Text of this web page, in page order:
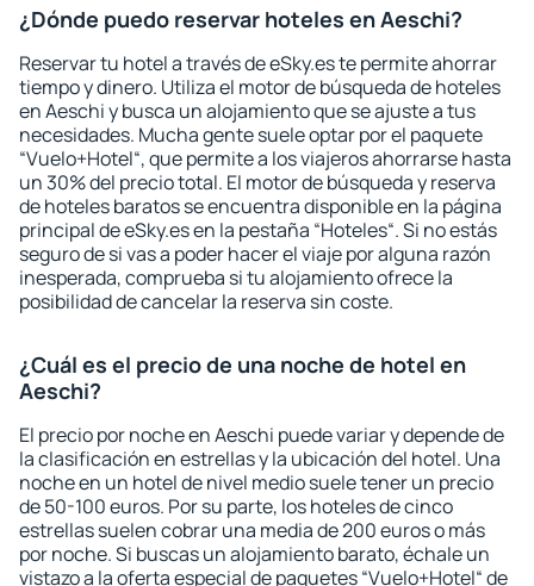
¿Dónde puedo reservar hoteles en Aeschi?
Reservar tu hotel a través de eSky.es te permite ahorrar
tiempo y dinero. Utiliza el motor de búsqueda de hoteles
en Aeschi y busca un alojamiento que se ajuste a tus
necesidades. Mucha gente suele optar por el paquete
“Vuelo+Hotel“, que permite a los viajeros ahorrarse hasta
un 30% del precio total. El motor de búsqueda y reserva
de hoteles baratos se encuentra disponible en la página
principal de eSky.es en la pestaña “Hoteles“. Si no estás
seguro de si vas a poder hacer el viaje por alguna razón
inesperada, comprueba si tu alojamiento ofrece la
posibilidad de cancelar la reserva sin coste.
¿Cuál es el precio de una noche de hotel en
Aeschi?
El precio por noche en Aeschi puede variar y depende de
la clasificación en estrellas y la ubicación del hotel. Una
noche en un hotel de nivel medio suele tener un precio
de 50-100 euros. Por su parte, los hoteles de cinco
estrellas suelen cobrar una media de 200 euros o más
por noche. Si buscas un alojamiento barato, échale un
vistazo a la oferta especial de paquetes “Vuelo+Hotel“ de